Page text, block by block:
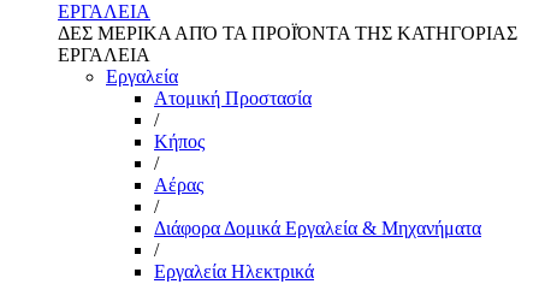
ΕΡΓΑΛΕΙΑ
ΔΕΣ ΜΕΡΙΚΑ ΑΠΌ ΤΑ ΠΡΟΪΌΝΤΑ ΤΗΣ ΚΑΤΗΓΟΡΙΑΣ
ΕΡΓΑΛΕΙΑ
Εργαλεία
Aτομική Προστασία
/
Kήπος
/
Αέρας
/
Διάφορα Δομικά Εργαλεία & Μηχανήματα
/
Εργαλεία Ηλεκτρικά